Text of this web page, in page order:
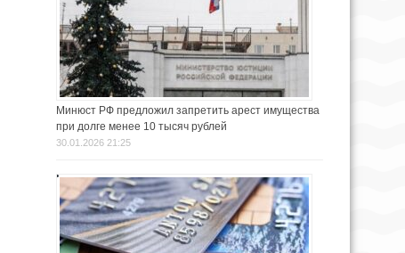
Минюст РФ предложил запретить арест имущества
при долге менее 10 тысяч рублей
30.01.2026 21:25